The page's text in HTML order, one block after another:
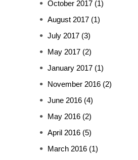
October 2017 (1)
August 2017 (1)
July 2017 (3)
May 2017 (2)
January 2017 (1)
November 2016 (2)
June 2016 (4)
May 2016 (2)
April 2016 (5)
March 2016 (1)